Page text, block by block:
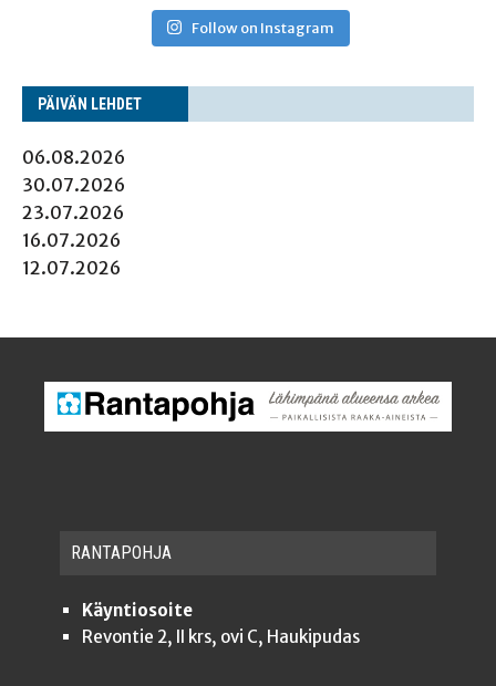
Follow on Instagram
PÄI­VÄN LEHDET
06.08.2026
30.07.2026
23.07.2026
16.07.2026
12.07.2026
RAN­TA­POH­JA
Käyntiosoite
Revontie 2, II krs, ovi C, Haukipudas